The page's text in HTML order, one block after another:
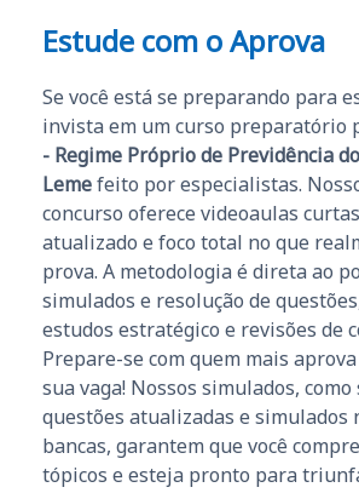
Estude com o Aprova
Se você está se preparando para
invista em um curso preparatório
- Regime Próprio de Previdência
Lemefeito por especialistas.
concurso oferece videoaulas
atualizado e foco total no que
prova. A metodologia é direta ao
simulados e resolução de
estudos estratégico e revisões de
Prepare-se com quem mais
sua vaga! Nossos simulados,
questões atualizadas e simulados
bancas, garantem que você
tópicos e esteja pronto para